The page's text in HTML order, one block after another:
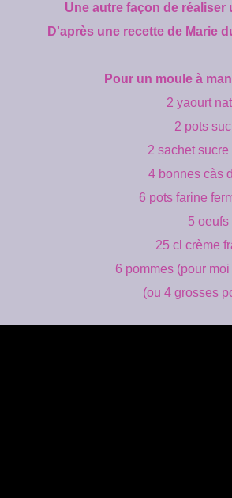
Une autre façon de réaliser
D'après une recette de Marie
Pour un moule à
2 yaourt
2 pots
2 sachet
4 bonnes càs
6 pots farine
5 oeufs
25 cl crème
6 pommes (pour
(ou 4 grosses